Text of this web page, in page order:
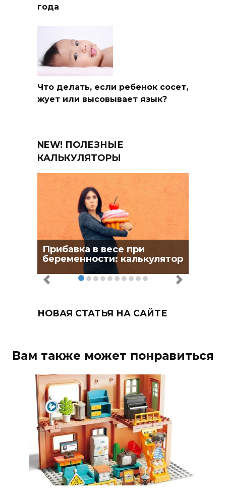
года
Что делать, если ребенок сосет,
жует или высовывает язык?
NEW! ПОЛЕЗНЫЕ
КАЛЬКУЛЯТОРЫ
Прибавка в весе при
беременности: калькулятор
НОВАЯ СТАТЬЯ НА САЙТЕ
Вам также может понравиться